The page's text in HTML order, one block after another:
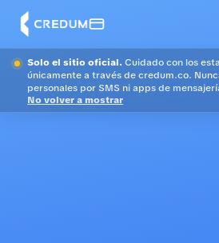
Solo el sitio oficial. Cuidado con los
únicamente a través de credum.co.
personales por SMS ni apps de
No volver a mostrar